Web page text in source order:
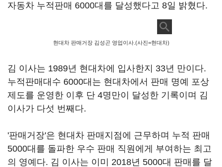
자동차 누적판매 6000대를 달성했다고 8일 밝혔다.
현대차 판매거장 김성곤 영업이사.(사진=현대차)
김 이사는 1989년 현대차에 입사한지 33년 만이다.
누적판매대수 6000대는 현대차에서 판매 명예 포상
제도를 운영한 이후 단 4명만이 달성한 기록이며 김
이사가 다섯 번째다.
'판매거장'은 현대차 판매지점에 근무하며 누적 판매
5000대를 돌파한 우수 판매 직원에게 부여하는 최고
의 영예다. 김 이사는 이미 2018년 5000대 판매를 달